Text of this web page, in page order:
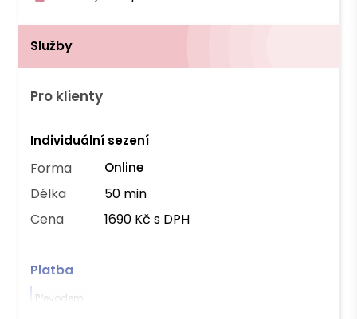
Služby
Pro klienty
Individuální sezení
Forma Online
Délka
50 min
Cena
1690 Kč s DPH
Platba
Převodem